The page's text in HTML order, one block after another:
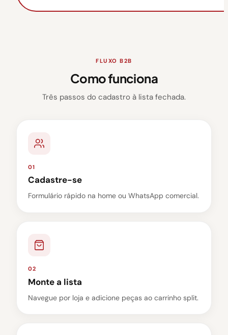
FLUXO B2B
Como funciona
Três passos do cadastro à lista fechada.
01
Cadastre-se
Formulário rápido na home ou WhatsApp comercial.
02
Monte a lista
Navegue por loja e adicione peças ao carrinho split.